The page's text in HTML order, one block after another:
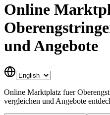
Online
und Angebote
Online Marktplatz fuer
vergleichen und Angebote